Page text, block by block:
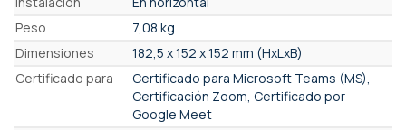
Peso
7,08 kg
Dimensiones
182,5 x 152 x 152 mm (HxLxB)
Certificado para
Certificado para Microsoft Teams (MS),
Certificación Zoom, Certificado por
Google Meet